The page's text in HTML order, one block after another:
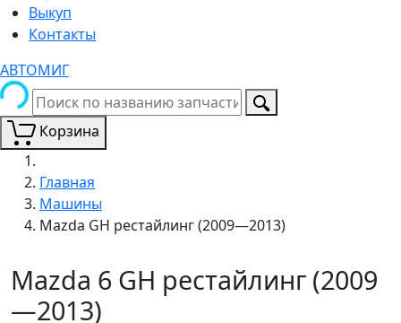
Выкуп
Контакты
АВТОМИГ
Корзина
Главная
Машины
Mazda GH рестайлинг (2009—2013)
Mazda 6 GH рестайлинг (2009
—2013)